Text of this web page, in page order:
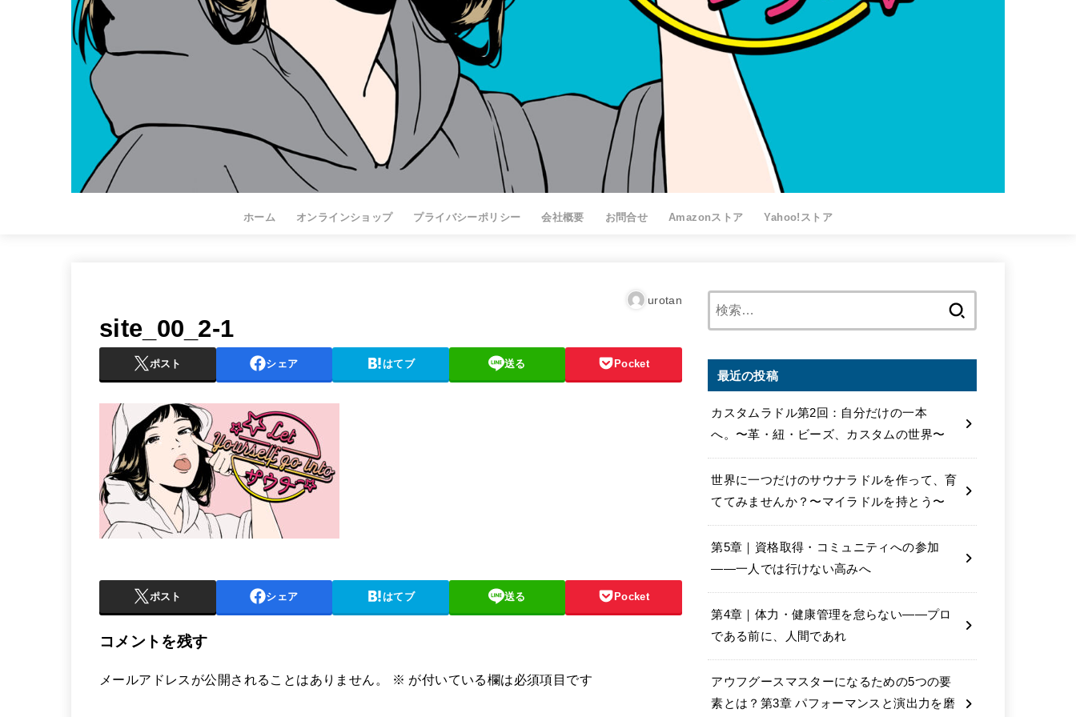
ホーム オンラインショップ プライバシーポリシー 会社概要 お問合せ Amazonストア Yahoo!ストア
urotan
site_00_2-1
ポスト シェア はてブ 送る Pocket
ポスト シェア はてブ 送る Pocket
コメントを残す
メールアドレスが公開されることはありません。 ※ が付いている欄は必須項目です
最近の投稿
カスタムラドル第2回：自分だけの一本
へ。〜革・紐・ビーズ、カスタムの世界〜
世界に一つだけのサウナラドルを作って、育
ててみませんか？〜マイラドルを持とう〜
第5章｜資格取得・コミュニティへの参加
――一人では行けない高みへ
第4章｜体力・健康管理を怠らない――プロ
である前に、人間であれ
アウフグースマスターになるための5つの要
素とは？第3章 パフォーマンスと演出力を磨